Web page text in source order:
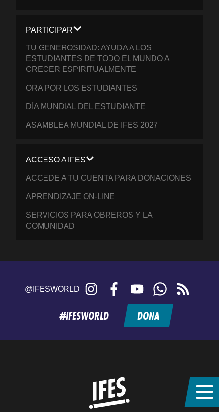
PARTICIPAR
TU GENEROSIDAD: AYUDA A LOS
ESTUDIANTES DE TODO EL MUNDO A
CRECER ESPIRITUALMENTE
ORA POR LOS ESTUDIANTES
DÍA MUNDIAL DEL ESTUDIANTE
ASAMBLEA MUNDIAL DE IFES 2027
ACCESO A IFES
ACCEDE A TU CUENTA PARA DONACIONES
APRENDIZAJE ON-LINE
SERVICIOS PARA OBREROS Y LA
COMUNIDAD
@IFESWORLD Instagram FacebookYouTubeWhatsApp
feed
#IFESWORLD DONA